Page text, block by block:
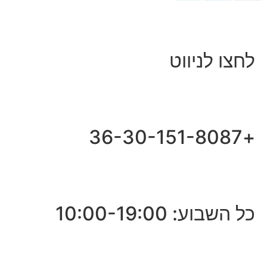
לחצו לניווט
+36-30-151-8087
כל השבוע: 10:00-19:00